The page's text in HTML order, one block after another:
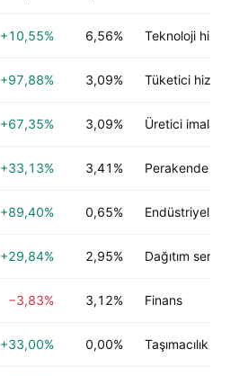
+10,55% 6,56% Teknoloji
+97,88% 3,09% Tüketici
+67,35% 3,09% Üretici imalatı
+33,13% 3,41% Perakende satış
+89,40% 0,65% Endüstriyel
+29,84% 2,95% Dağıtım
−3,83% 3,12% Finans
+33,00% 0,00% Taşımacılık